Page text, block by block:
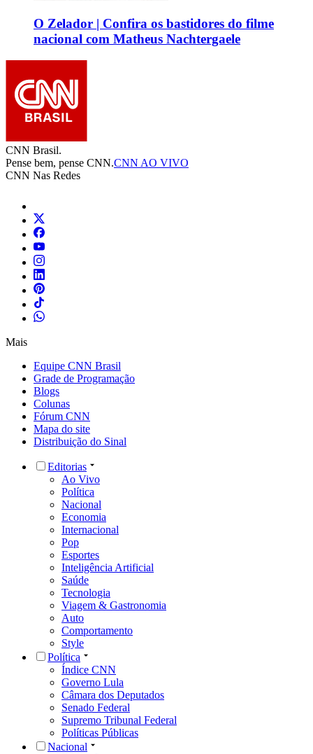
O Zelador | Confira os bastidores do filme
nacional com Matheus Nachtergaele
CNN Brasil.
Pense bem, pense CNN.CNN AO VIVO
CNN Nas Redes
Mais
Equipe CNN Brasil
Grade de Programação
Blogs
Colunas
Fórum CNN
Mapa do site
Distribuição do Sinal
Editorias
Ao Vivo
Política
Nacional
Economia
Internacional
Pop
Esportes
Inteligência Artificial
Saúde
Tecnologia
Viagem & Gastronomia
Auto
Comportamento
Style
Política
Índice CNN
Governo Lula
Câmara dos Deputados
Senado Federal
Supremo Tribunal Federal
Políticas Públicas
Nacional